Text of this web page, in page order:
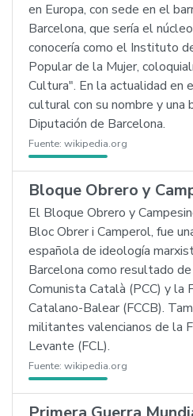
en Europa, con sede en el
Barcelona, que sería el
conocería como el Instituto
Popular de la Mujer,
Cultura". En la actualidad en
cultural con su nombre y una
Diputación de Barcelona.
Fuente: wikipedia.org
Bloque Obrero y
El Bloque Obrero y
Bloc Obrer i Camperol, fue
española de ideología
Barcelona como resultado
Comunista Català (PCC) y la
Catalano-Balear (FCCB).
militantes valencianos de la
Levante (FCL).
Fuente: wikipedia.org